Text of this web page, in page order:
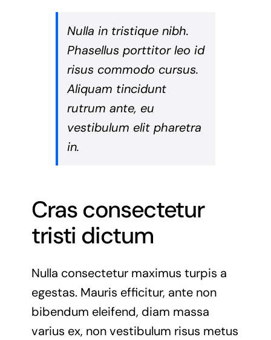
Nulla in tristique nibh.
Phasellus porttitor leo id
risus commodo cursus.
Aliquam tincidunt
rutrum ante, eu
vestibulum elit pharetra
in.
Cras consectetur
tristi dictum
Nulla consectetur maximus turpis a
egestas. Mauris efficitur, ante non
bibendum eleifend, diam massa
varius ex, non vestibulum risus metus